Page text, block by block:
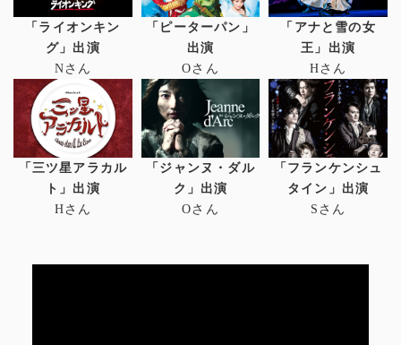
「ライオンキン
グ」出演
Nさん
「ピーターパン」
出演
Oさん
「アナと雪の女
王」出演
Hさん
「三ツ星アラカル
ト」出演
Hさん
「ジャンヌ・ダル
ク」出演
Oさん
「フランケンシュ
タイン」出演
Sさん